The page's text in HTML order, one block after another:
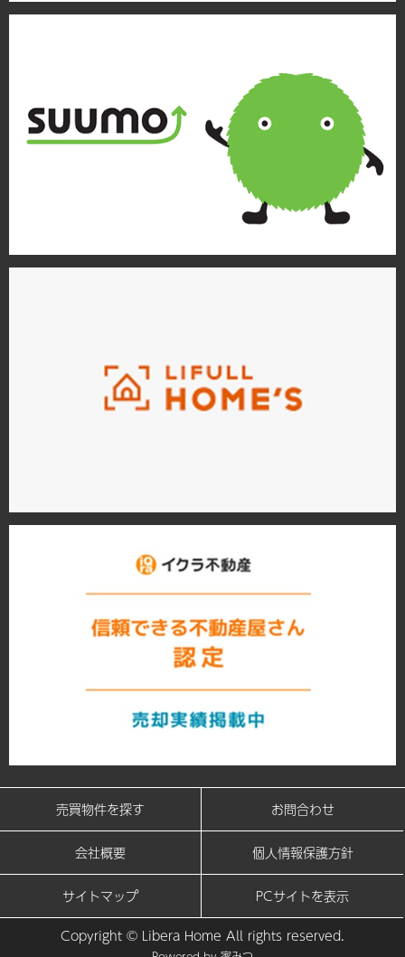
売買物件を探す お問合わせ
会社概要 個人情報保護方針
サイトマップ
PCサイトを表示
Copyright © Libera Home All rights reserved.